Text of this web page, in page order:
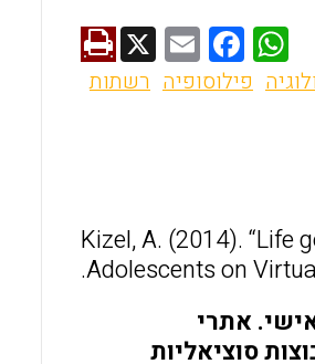
W
h
p
p
F
a
o
k
E
m
X
פילוסופיה רשתות
Kizel, A. (2014). “Life
Adolescents on
אתרי
סוציאליות